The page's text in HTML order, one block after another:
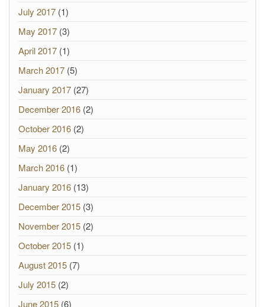
July 2017 (1)
May 2017 (3)
April 2017 (1)
March 2017 (5)
January 2017 (27)
December 2016 (2)
October 2016 (2)
May 2016 (2)
March 2016 (1)
January 2016 (13)
December 2015 (3)
November 2015 (2)
October 2015 (1)
August 2015 (7)
July 2015 (2)
June 2015 (6)